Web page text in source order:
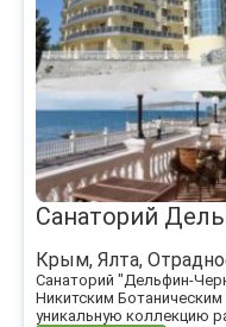
Санаторий
Крым, Ялта,
Санаторий "Дельфин-
Никитским
уникальную коллекцию